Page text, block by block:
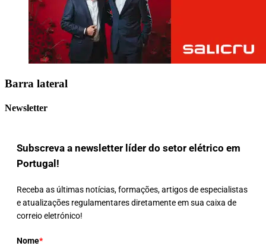
Barra lateral
Newsletter
Subscreva a newsletter líder do setor elétrico em
Portugal!
Receba as últimas notícias, formações, artigos de especialistas
e atualizações regulamentares diretamente em sua caixa de
correio eletrónico!
Nome*